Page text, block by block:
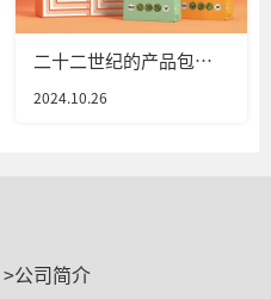
二十二世纪的产品包装
2024.10.26
>公司简介